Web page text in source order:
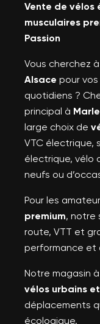
Vente de vélos
musculaires
Passion
Vous cherchez
Alsace pour
quotidiens ?
principal à
large choix de
VTC électrique,
électrique, vélo
neufs ou
Pour les
premium, notre
route, VTT et
performance et
Notre magasin à
vélos urbains
déplacements
écologique.